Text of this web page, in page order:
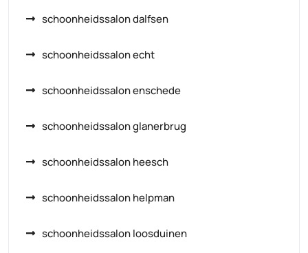
schoonheidssalon dalfsen
schoonheidssalon echt
schoonheidssalon enschede
schoonheidssalon glanerbrug
schoonheidssalon heesch
schoonheidssalon helpman
schoonheidssalon loosduinen